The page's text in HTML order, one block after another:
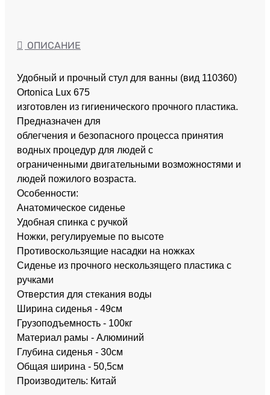
ОПИСАНИЕ
Удобный и прочный стул для ванны (вид 110360)
Ortonica Lux 675
изготовлен из гигиенического прочного пластика.
Предназначен для
облегчения и безопасного процесса принятия
водных процедур для людей с
ограниченными двигательными возможностями и
людей пожилого возраста.
Особенности:
Анатомическое сиденье
Удобная спинка с ручкой
Ножки, регулируемые по высоте
Противоскользящие насадки на ножках
Сиденье из прочного нескользящего пластика с
ручками
Отверстия для стекания воды
Ширина сиденья - 49см
Грузоподъемность - 100кг
Материал рамы - Алюминий
Глубина сиденья - 30см
Общая ширина - 50,5см
Производитель: Китай